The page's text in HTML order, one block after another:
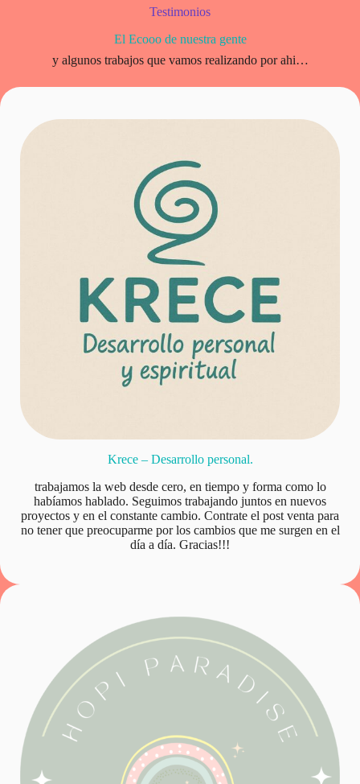
Testimonios
El Ecooo de nuestra gente
y algunos trabajos que vamos realizando por ahi…
Krece – Desarrollo personal.
trabajamos la web desde cero, en tiempo y forma como lo
habíamos hablado. Seguimos trabajando juntos en nuevos
proyectos y en el constante cambio. Contrate el post venta para
no tener que preocuparme por los cambios que me surgen en el
día a día. Gracias!!!